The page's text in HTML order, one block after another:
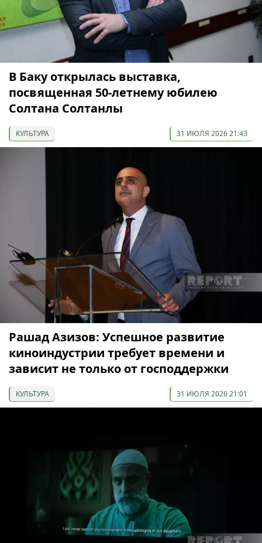
В Баку открылась выставка,
посвященная 50-летнему юбилею
Солтана Солтанлы
КУЛЬТУРА 31 ИЮЛЯ 2026 21:43
Рашад Азизов: Успешное развитие
киноиндустрии требует времени и
зависит не только от господдержки
КУЛЬТУРА 31 ИЮЛЯ 2026 21:01